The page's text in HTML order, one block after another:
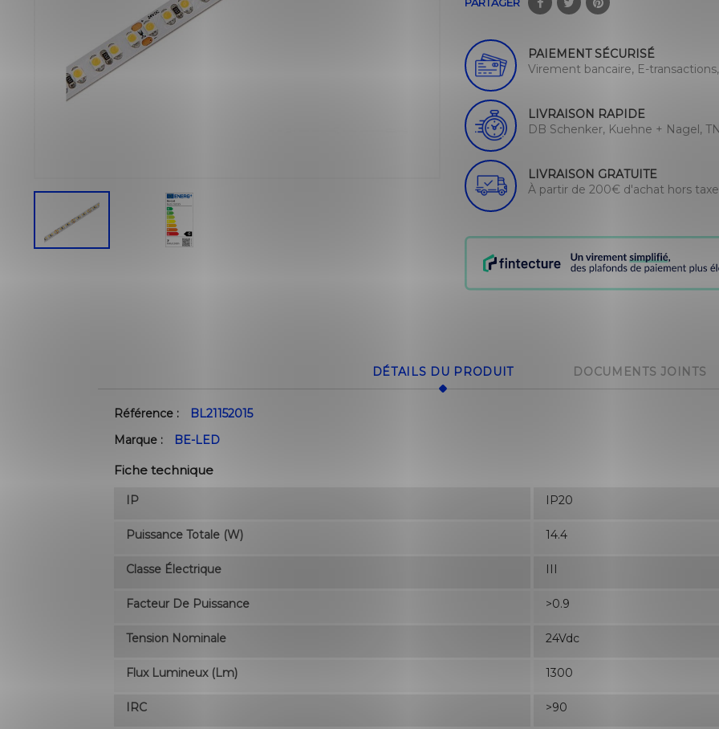
PAIEMENT SÉCURISÉ
Virement bancaire, E-
LIVRAISON RAPIDE
DB Schenker, Kuehne + Nagel,
LIVRAISON GRATUITE
À partir de 200€ d'achat hors
DÉTAILS DU PRODUIT DOCUMENTS JOINTS
Référence :
BL21152015
Marque :
BE-LED
Fiche technique
IP IP20
Puissance Totale (W) 14.4
Classe Électrique III
Facteur De Puissance >0.9
Tension Nominale 24Vdc
Flux Lumineux (lm) 1300
IRC >90